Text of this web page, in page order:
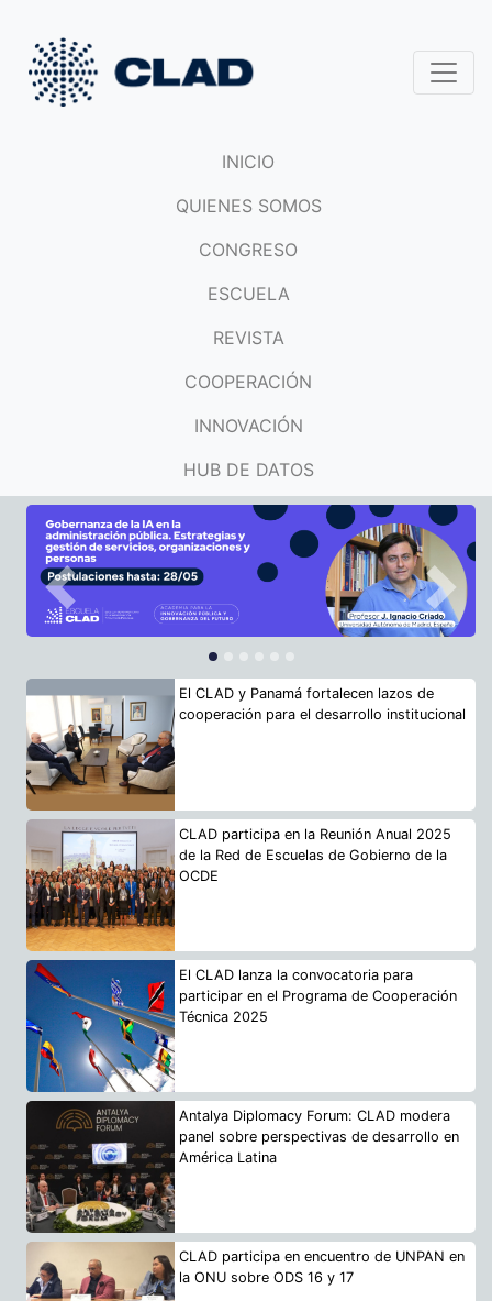
INICIO
QUIENES SOMOS
CONGRESO
ESCUELA
REVISTA
COOPERACIÓN
INNOVACIÓN
HUB DE DATOS
Previous Next
El CLAD y Panamá fortalecen lazos de
cooperación para el desarrollo institucional
CLAD participa en la Reunión Anual 2025
de la Red de Escuelas de Gobierno de la
OCDE
El CLAD lanza la convocatoria para
participar en el Programa de Cooperación
Técnica 2025
Antalya Diplomacy Forum: CLAD modera
panel sobre perspectivas de desarrollo en
América Latina
CLAD participa en encuentro de UNPAN en
la ONU sobre ODS 16 y 17